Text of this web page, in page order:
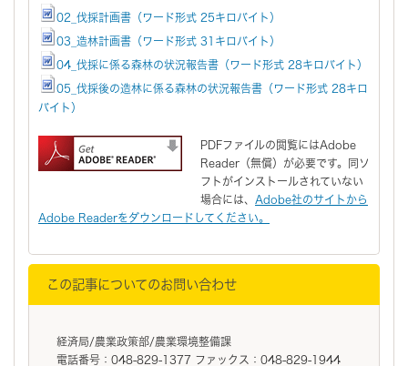
02_伐採計画書（ワード形式 25キロバイト）
03_造林計画書（ワード形式 31キロバイト）
04_伐採に係る森林の状況報告書（ワード形式 28キロバイト）
05_伐採後の造林に係る森林の状況報告書（ワード形式 28キロ
バイト）
PDFファイルの閲覧にはAdobe
Reader（無償）が必要です。同ソ
フトがインストールされていない
場合には、 Adobe社のサイトから
Adobe Readerをダウンロードしてください。
この記事についてのお問い合わせ
経済局/農業政策部/農業環境整備課
電話番号：048-829-1377 ファックス：048-829-1944